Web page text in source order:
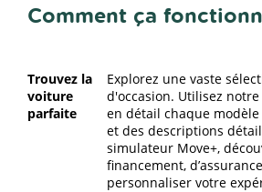
Comment ça
Trouvez la
voiture
parfaite
Explorez une vaste
d'occasion. Utilisez
en détail chaque
et des descriptions
simulateur Move+,
financement,
personnaliser votre